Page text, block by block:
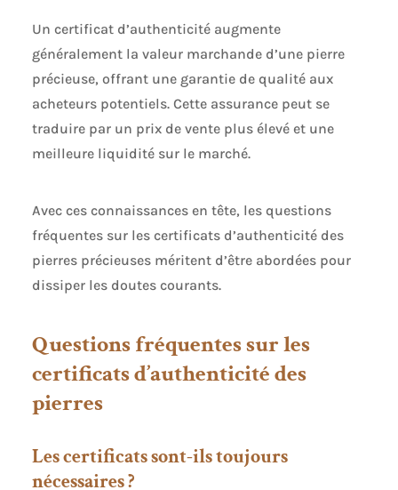
Un certificat d’authenticité augmente
généralement la valeur marchande d’une pierre
précieuse, offrant une garantie de qualité aux
acheteurs potentiels. Cette assurance peut se
traduire par un prix de vente plus élevé et une
meilleure liquidité sur le marché.
Avec ces connaissances en tête, les questions
fréquentes sur les certificats d’authenticité des
pierres précieuses méritent d’être abordées pour
dissiper les doutes courants.
Questions fréquentes sur les
certificats d’authenticité des
pierres
Les certificats sont-ils toujours
nécessaires ?